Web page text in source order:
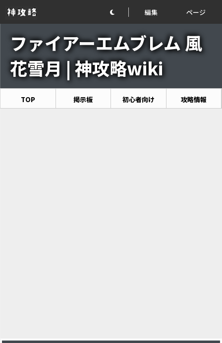
編集 ページ
ファイアーエムブレム 風
花雪月 | 神攻略wiki
TOP 掲示板 初心者向け 攻略情報